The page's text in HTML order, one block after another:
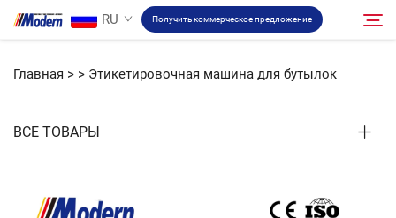
RU Получить коммерческое предложение
О компании
Главная > > Этикетировочная машина для бутылок
ВСЕ ТОВАРЫ